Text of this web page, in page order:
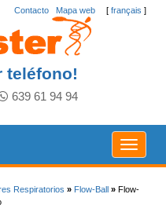
[ français ]
Contacto Mapa web
teléfono!
639 61 94 94
Toggle
Respiratorios » Flow-Ball » Flow-